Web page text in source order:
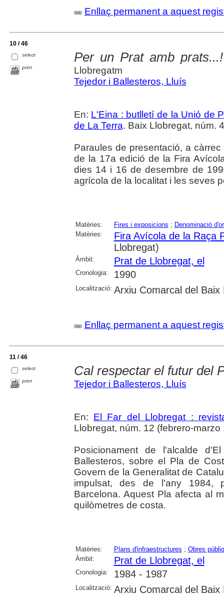
Enllaç permanent a aquest
10 / 46
select
print
Per un Prat amb prats...!
Llobregatm
Tejedor i Ballesteros, Lluís
En: L'Eina : butlletí de la Unió de
de La Terra. Baix Llobregat, núm.
Paraules de presentació, a
de la 17a edició de la Fira
dies 14 i 16 de desembre de
agrícola de la localitat i les seves
Matèries: Fires i exposicions ; Denominació
Matèries:
Fira Avícola de la Raça
Llobregat)
Àmbit: Prat de Llobregat, el
Cronologia: 1990
Localització: Arxiu Comarcal del Baix
Enllaç permanent a aquest
11 / 46
select
print
Cal respectar el futur del
Tejedor i Ballesteros, Lluís
En: El Far del Llobregat :
Llobregat, núm. 12 (febrero-marzo
Posicionament de l'alcalde
Ballesteros, sobre el Pla de
Govern de la Generalitat de
impulsat, des de l'any 1984,
Barcelona. Aquest Pla afecta al
quilòmetres de costa.
Matèries: Plans d'infraestructures ; Obres
Àmbit:
Prat de Llobregat, el
Cronologia: 1984 - 1987
Localització: Arxiu Comarcal del Baix